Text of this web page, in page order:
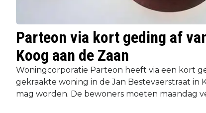
Parteon via kort geding af
Koog aan de Zaan
Woningcorporatie Parteon heeft via een kort
gekraakte woning in de Jan Bestevaerstraat in
mag worden. De bewoners moeten maandag